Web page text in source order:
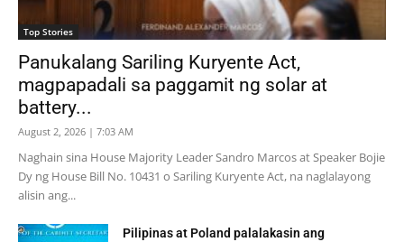
Top Stories
Panukalang Sariling Kuryente Act,
magpapadali sa paggamit ng solar at
battery...
August 2, 2026 | 7:03 AM
Naghain sina House Majority Leader Sandro Marcos at Speaker Bojie
Dy ng House Bill No. 10431 o Sariling Kuryente Act, na naglalayong
alisin ang...
Pilipinas at Poland palalakasin ang